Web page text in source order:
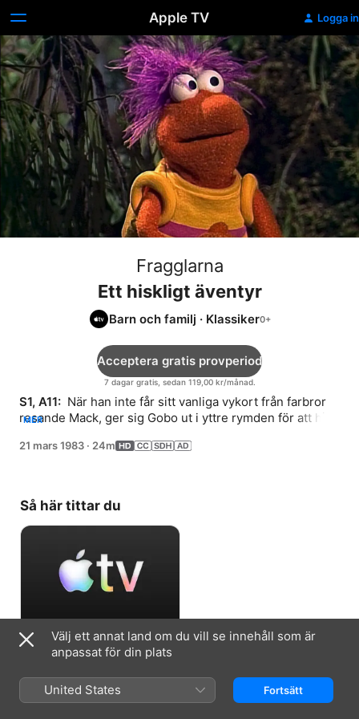
Apple TV Logga in
Fragglarna
Ett hiskligt äventyr
Barn och familj · Klassiker
7 dagar gratis, sedan 119,00 kr/månad.
Acceptera gratis provperiod
S1, A11: När han inte får sitt vanliga vykort från farbror
resande Mack, ger sig Gobo ut i yttre rymden för att hitta
MER
21 mars 1983 · 24m
Så här tittar du
Acceptera gratis provperiod
7 dagar gratis, sedan 119,00 kr/månad.
Välj ett annat land om du vill se innehåll som är
anpassat för din plats
United States Fortsätt